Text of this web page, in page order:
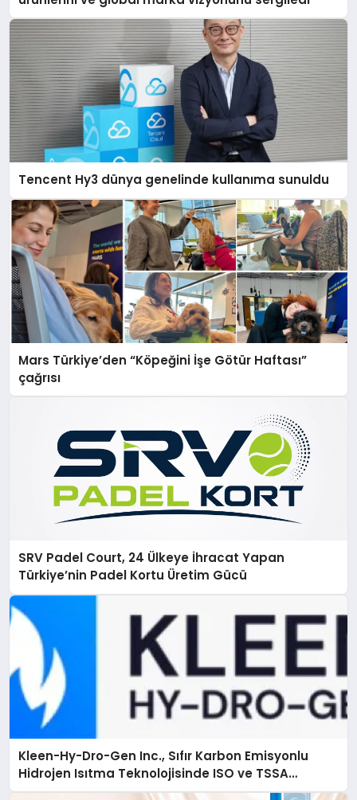
Tencent Hy3 dünya genelinde kullanıma sunuldu
Mars Türkiye’den “Köpeğini İşe Götür Haftası”
çağrısı
SRV Padel Court, 24 Ülkeye İhracat Yapan
Türkiye’nin Padel Kortu Üretim Gücü
Kleen-Hy-Dro-Gen Inc., Sıfır Karbon Emisyonlu
Hidrojen Isıtma Teknolojisinde ISO ve TSSA
Düzenleyici Onaylarını Aldı